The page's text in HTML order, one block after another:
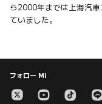
ら2000年までは上海汽
ていました。
フォロー Mi